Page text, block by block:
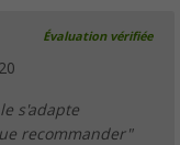
Évaluation vérifiée
s'adapte
recommander"